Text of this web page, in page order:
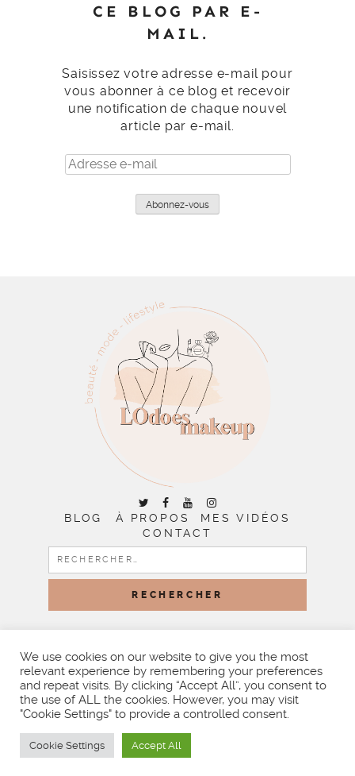
CE BLOG PAR E-
MAIL.
Saisissez votre adresse e-mail pour
vous abonner à ce blog et recevoir
une notification de chaque nouvel
article par e-mail.
Adresse
e-
Abonnez-vous
BLOG À PROPOS
MES VIDÉOS
CONTACT
RECHERCHER :
BY LITTLE THEME SHOP
We use cookies on our website to give you the most
relevant experience by remembering your preferences
and repeat visits. By clicking “Accept All”, you consent to
the use of ALL the cookies. However, you may visit
"Cookie Settings" to provide a controlled consent.
Cookie Settings Accept All